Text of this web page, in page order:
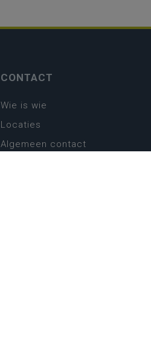
CONTACT
Wie is wie
Locaties
Algemeen contact